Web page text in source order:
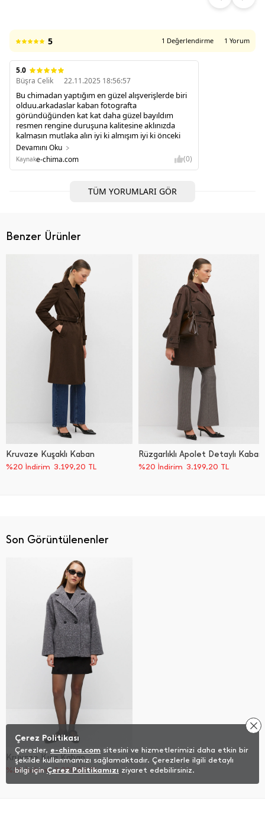
5 1 Değerlendirme 1 Yorum
5.0
Büşra Celik
22.11.2025 18:56:57
Bu chimadan yaptığım en güzel alışverişlerde biri
olduu.arkadaslar kaban fotografta
göründüğünden kat kat daha güzel bayıldım
resmen rengine duruşuna kalitesine aklınızda
kalmasın mutlaka alın iyi ki almışım iyi ki önceki
alışverişlerimden de çok çok memnun kalmıştım
Devamını Oku
Kaynake-chima.com (0)
TÜM YORUMLARI GÖR
Benzer Ürünler
Kruvaze Kuşaklı Kaban
%20 İndirim 3.199,20 TL
Rüzgarlıklı Apolet Detaylı Kaban
%20 İndirim 3.199,20 TL
Son Görüntülenenler
Kruvaze Kısa Kaban
%20 İndirim 2.399,20TL
Çerez Politikası
Çerezler, e-chima.com sitesini ve hizmetlerimizi daha etkin bir
şekilde kullanmamızı sağlamaktadır. Çerezlerle ilgili detaylı
bilgi içinÇerez Politikamızı ziyaret edebilirsiniz.